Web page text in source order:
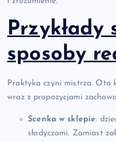
Przykłady
sposoby
Praktyka czyni mistrza. Oto
wraz z propozycjami
Scenka w sklepie:
słodyczami. Zamiast